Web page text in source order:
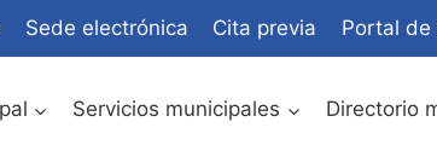
Sede electrónica Cita previa Portal de
Servicios municipales Directorio